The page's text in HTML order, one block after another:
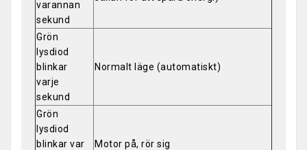
varannan
sekund
Grön
lysdiod
blinkar
varje
sekund
Normalt läge (automatiskt)
Grön
lysdiod
blinkar var
Motor på, rör sig